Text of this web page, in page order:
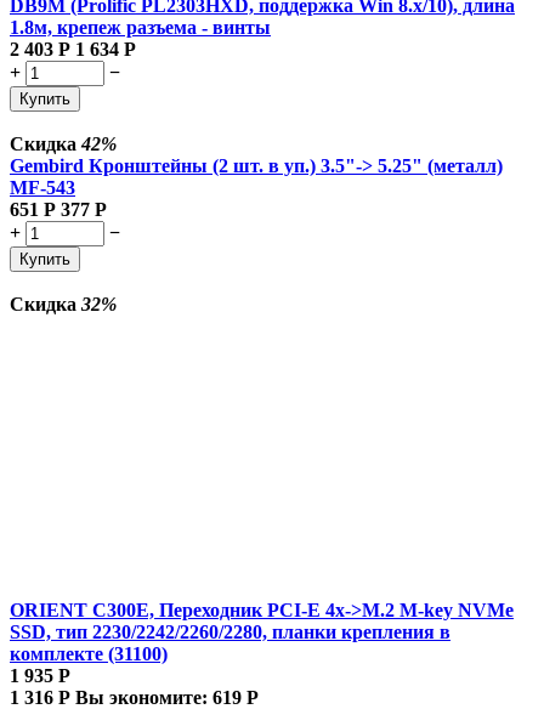
DB9M (Prolific PL2303HXD, поддержка Win 8.x/10), длина
1.8м, крепеж разъема - винты
2 403 Р 1 634 Р
+
−
Купить
Скидка42%
Gembird Кронштейны (2 шт. в уп.) 3.5"-> 5.25" (металл)
MF-543
651 Р 377 Р
+
−
Купить
Скидка 32%
ORIENT C300E, Переходник PCI-E 4x->M.2 M-key NVMe
SSD, тип 2230/2242/2260/2280, планки крепления в
комплекте (31100)
1 935 Р
1 316 Р Вы экономите: 619 Р